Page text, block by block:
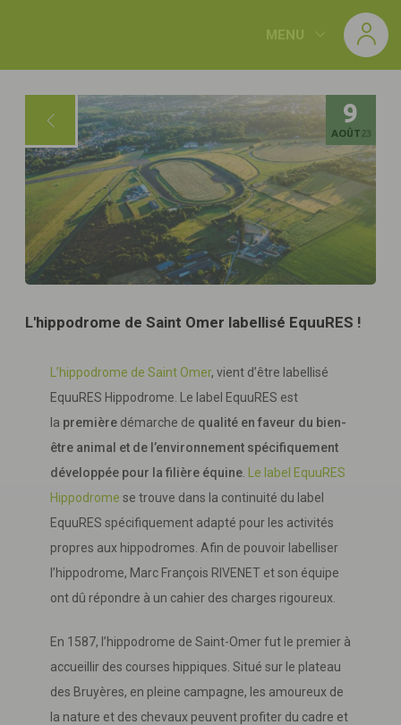
MENU
9
AOÛT 23
L'hippodrome de Saint Omer labellisé EquuRES !
L’hippodrome de Saint Omer, vient d’être labellisé
EquuRES Hippodrome. Le label EquuRES est
la première démarche de qualité en faveur du bien-
être animal et de l’environnement spécifiquement
développée pour la filière équine
Le label EquuRES
Hippodrome se trouve dans la continuité du label
EquuRES spécifiquement adapté pour les activités
propres aux hippodromes. Afin de pouvoir labelliser
l’hippodrome, Marc François RIVENET et son équipe
ont dû répondre à un cahier des charges rigoureux.
En 1587, l’hippodrome de Saint-Omer fut le premier à
accueillir des courses hippiques. Situé sur le plateau
des Bruyères, en pleine campagne, les amoureux de
la nature et des chevaux peuvent profiter du cadre et